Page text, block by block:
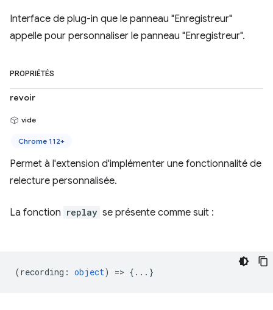
Interface de plug-in que le panneau "Enregistreur"
appelle pour personnaliser le panneau "Enregistreur".
PROPRIÉTÉS
revoir
vide
Chrome 112+
Permet à l'extension d'implémenter une fonctionnalité de
relecture personnalisée.
La fonction replay se présente comme suit :
(recording : object) => {...}